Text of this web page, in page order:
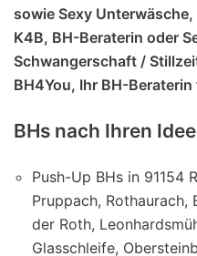
sowie Sexy
K4B, BH-Beraterin oder
Schwangerschaft /
BH4You, Ihr BH-
BHs nach Ihren
Push-Up BHs in 91154
Pruppach, Rothaurach,
der Roth,
Glasschleife,